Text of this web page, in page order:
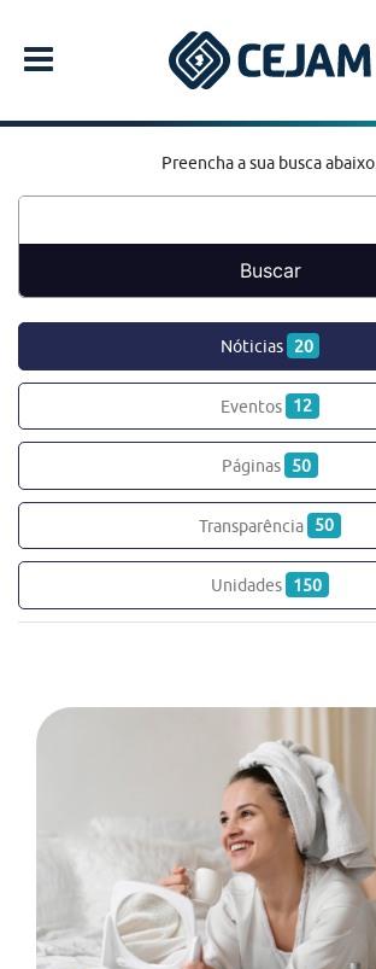
Preencha a sua busca abaixo.
Nóticias 20
Eventos 12
Páginas 50
Transparência 50
Unidades 150